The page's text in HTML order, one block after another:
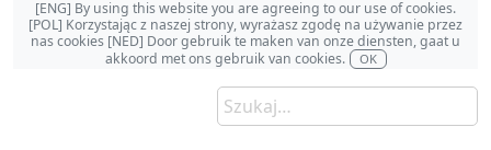
[ENG] By using this website you are agreeing to our use of cookies.
[POL] Korzystając z naszej strony, wyrażasz zgodę na używanie przez
nas cookies [NED] Door gebruik te maken van onze diensten, gaat u
akkoord met ons gebruik van cookies.
OK